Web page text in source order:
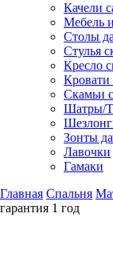
Качели
Мебель
Столы
Стулья
Кресло
Кровати
Скамьи
Шатры/
Зонты
Лавочки
Гамаки
Главная Спальня
гарантия 1 год